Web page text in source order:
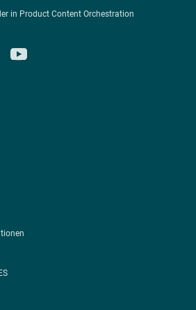
in Product Content Orchestration